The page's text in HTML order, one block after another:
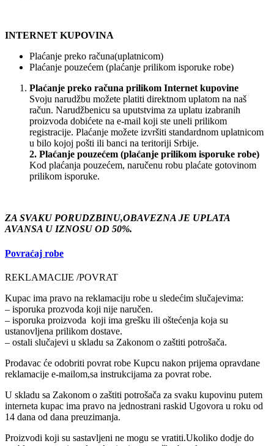
INTERNET KUPOVINA
Plaćanje preko računa(uplatnicom)
Plaćanje pouzećem (plaćanje prilikom isporuke robe)
Plaćanje preko računa prilikom Internet kupovine
Svoju narudžbu možete platiti direktnom uplatom na naš
račun. Narudžbenicu sa uputstvima za uplatu izabranih
proizvoda dobićete na e-mail koji ste uneli prilikom
registracije. Plaćanje možete izvršiti standardnom uplatnicom
u bilo kojoj pošti ili banci na teritoriji Srbije.
2. Plaćanje pouzećem (plaćanje prilikom isporuke robe)
Kod plaćanja pouzećem, naručenu robu plaćate gotovinom
prilikom isporuke.
ZA SVAKU PORUDZBINU,OBAVEZNA JE UPLATA
AVANSA U IZNOSU OD 50%.
Povraćaj robe
REKLAMACIJE /POVRAT
Kupac ima pravo na reklamaciju robe u sledećim slučajevima:
– isporuka prozvoda koji nije naručen.
– isporuka proizvoda koji ima grešku ili oštećenja koja su
ustanovljena prilikom dostave.
– ostali slučajevi u skladu sa Zakonom o zaštiti potrošača.
Prodavac će odobriti povrat robe Kupcu nakon prijema opravdane
reklamacije e-mailom,sa instrukcijama za povrat robe.
U skladu sa Zakonom o zaštiti potrošača za svaku kupovinu putem
interneta kupac ima pravo na jednostrani raskid Ugovora u roku od
14 dana od dana preuzimanja.
Proizvodi koji su sastavljeni ne mogu se vratiti.Ukoliko dodje do